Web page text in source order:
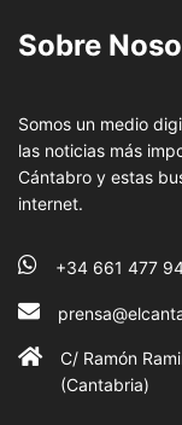
Sobre
Somos un medio
las noticias más
Cántabro y estas
internet.
+34 661 477
C/ Ramón
(Cantabria)